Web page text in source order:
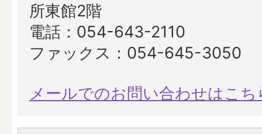
所東館2階
電話：054-643-2110
ファックス：054-645-3050
メールでのお問い合わせはこち